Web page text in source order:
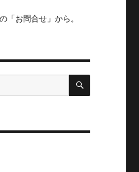
「お問合せ」から。
検